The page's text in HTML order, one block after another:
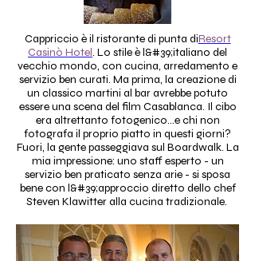
Cappriccio è il ristorante di punta diResort
Casinò Hotel. Lo stile è l&#39;italiano del
vecchio mondo, con cucina, arredamento e
servizio ben curati. Ma prima, la creazione di
un classico martini al bar avrebbe potuto
essere una scena del film Casablanca. Il cibo
era altrettanto fotogenico...e chi non
fotografa il proprio piatto in questi giorni?
Fuori, la gente passeggiava sul Boardwalk. La
mia impressione: uno staff esperto - un
servizio ben praticato senza arie - si sposa
bene con l&#39;approccio diretto dello chef
Steven Klawitter alla cucina tradizionale.